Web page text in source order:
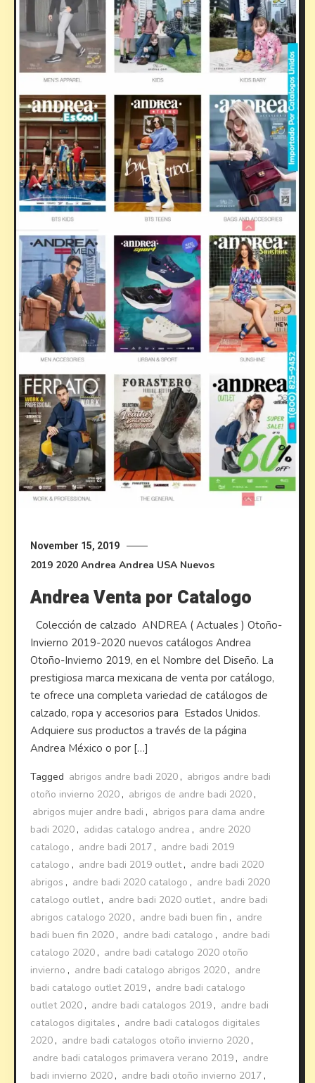
November 15, 2019
2019 2020 Andrea Andrea USA Nuevos
Andrea Venta por Catalogo
Colección de calzado ANDREA ( Actuales ) Otoño-
Invierno 2019-2020 nuevos catálogos Andrea
Otoño-Invierno 2019, en el Nombre del Diseño. La
prestigiosa marca mexicana de venta por catálogo,
te ofrece una completa variedad de catálogos de
calzado, ropa y accesorios para Estados Unidos.
Adquiere sus productos a través de la página
Andrea México o por […]
Tagged abrigos andre badi 2020 , abrigos andre badi
otoño invierno 2020 , abrigos de andre badi 2020 ,
abrigos mujer andre badi , abrigos para dama andre
badi 2020 , adidas catalogo andrea , andre 2020
catalogo , andre badi 2017 , andre badi 2019
catalogo , andre badi 2019 outlet, andre badi 2020
abrigos , andre badi 2020 catalogo , andre badi 2020
catalogo outlet, andre badi 2020 outlet, andre badi
abrigos catalogo 2020 , andre badi buen fin , andre
badi buen fin 2020 , andre badi catalogo , andre badi
catalogo 2020 , andre badi catalogo 2020 otoño
invierno , andre badi catalogo abrigos 2020 , andre
badi catalogo outlet 2019 , andre badi catalogo
outlet 2020 , andre badi catalogos 2019 , andre badi
catalogos digitales , andre badi catalogos digitales
2020 , andre badi catalogos otoño invierno 2020 ,
andre badi catalogos primavera verano 2019 , andre
badi invierno 2020 , andre badi otoño invierno 2017 ,